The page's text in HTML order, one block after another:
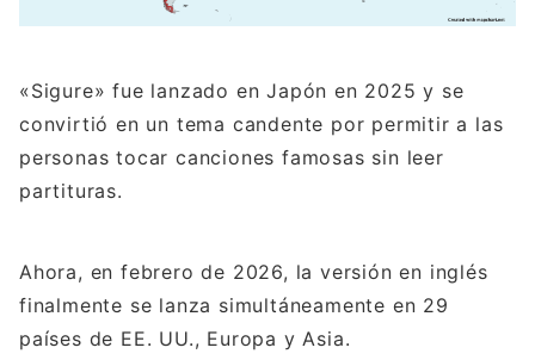
«Sigure» fue lanzado en Japón en 2025 y se
convirtió en un tema candente por permitir a las
personas tocar canciones famosas sin leer
partituras.
Ahora, en febrero de 2026, la versión en inglés
finalmente se lanza simultáneamente en 29
países de EE. UU., Europa y Asia.